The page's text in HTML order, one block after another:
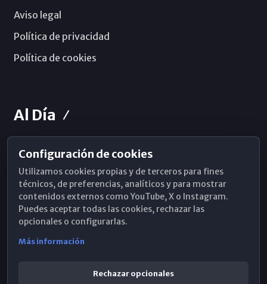
Aviso legal
Política de privacidad
Política de cookies
Al Día
Horarios de Misa
Hemeroteca
WhatsApp
Configuración de cookies
Utilizamos cookies propias y de terceros para fines
técnicos, de preferencias, analíticos y para mostrar
contenidos externos como YouTube, X o Instagram.
Puedes aceptar todas las cookies, rechazar las
opcionales o configurarlas.
Más información
Rechazar opcionales